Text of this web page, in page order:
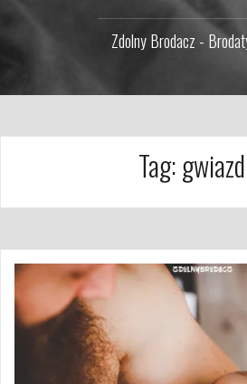
Zdolny Brodacz -
Tag: